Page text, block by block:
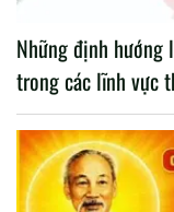
Những định
trong các lĩnh vực